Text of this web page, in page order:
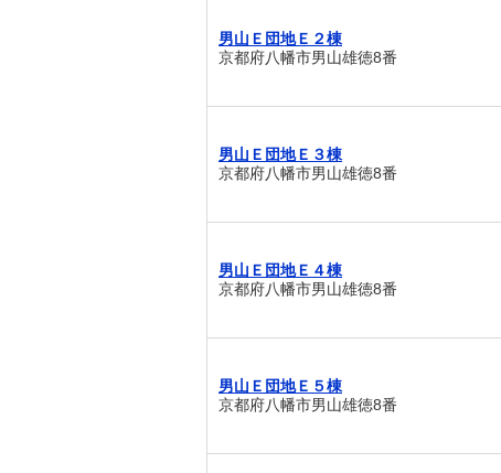
男山Ｅ団地Ｅ２棟
京都府八幡市男山雄徳8番
男山Ｅ団地Ｅ３棟
京都府八幡市男山雄徳8番
男山Ｅ団地Ｅ４棟
京都府八幡市男山雄徳8番
男山Ｅ団地Ｅ５棟
京都府八幡市男山雄徳8番